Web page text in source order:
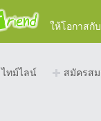
ให้โอกาสกั
ไทม์ไลน์ สมัครส